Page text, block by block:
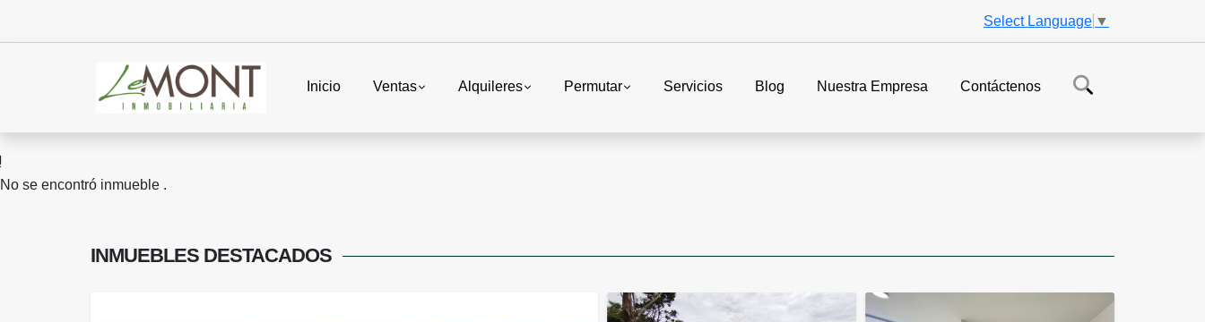
Select Language ▼
Inicio Ventas Alquileres Permutar Servicios Blog Nuestra Empresa Contáctenos
No se encontró inmueble .
INMUEBLES DESTACADOS